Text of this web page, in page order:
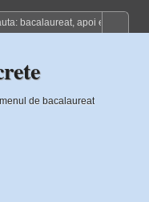
de bacalaureat